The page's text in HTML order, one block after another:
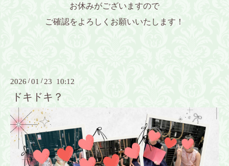
お休みがございますので
ご確認をよろしくお願いいたします！
2026 /01 /23 10:12
ドキドキ？